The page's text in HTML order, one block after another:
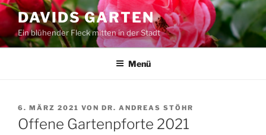
Zum
Inhalt
springen
DAVIDS GARTEN
Ein blühender Fleck mitten in der Stadt
Menü
VERÖFFENTLICHT
AM
6. MÄRZ 2021 VON DR. ANDREAS STÖHR
Offene Gartenpforte 2021